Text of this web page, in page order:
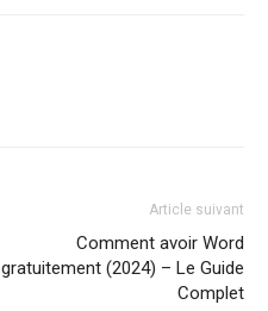
Article suivant
Comment avoir Word
gratuitement (2024) – Le Guide
Complet